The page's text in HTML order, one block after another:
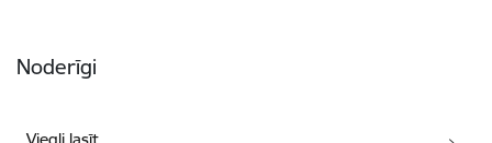
Noderīgi